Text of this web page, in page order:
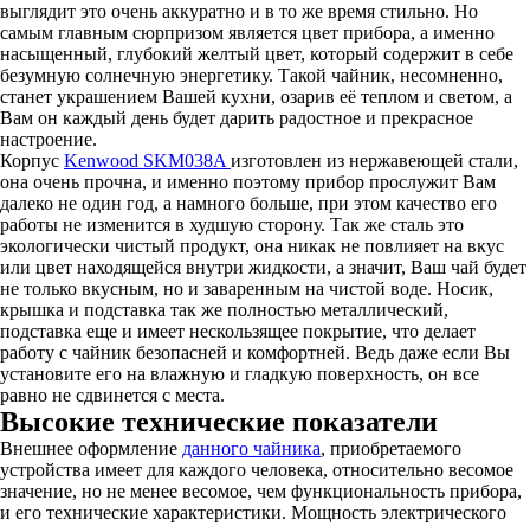
выглядит это очень аккуратно и в то же время стильно. Но
самым главным сюрпризом является цвет прибора, а именно
насыщенный, глубокий желтый цвет, который содержит в себе
безумную солнечную энергетику. Такой чайник, несомненно,
станет украшением Вашей кухни, озарив её теплом и светом, а
Вам он каждый день будет дарить радостное и прекрасное
настроение.
Корпус Kenwood SKM038A изготовлен из нержавеющей стали,
она очень прочна, и именно поэтому прибор прослужит Вам
далеко не один год, а намного больше, при этом качество его
работы не изменится в худшую сторону. Так же сталь это
экологически чистый продукт, она никак не повлияет на вкус
или цвет находящейся внутри жидкости, а значит, Ваш чай будет
не только вкусным, но и заваренным на чистой воде. Носик,
крышка и подставка так же полностью металлический,
подставка еще и имеет нескользящее покрытие, что делает
работу с чайник безопасней и комфортней. Ведь даже если Вы
установите его на влажную и гладкую поверхность, он все
равно не сдвинется с места.
Высокие технические показатели
Внешнее оформление данного чайника, приобретаемого
устройства имеет для каждого человека, относительно весомое
значение, но не менее весомое, чем функциональность прибора,
и его технические характеристики. Мощность электрического